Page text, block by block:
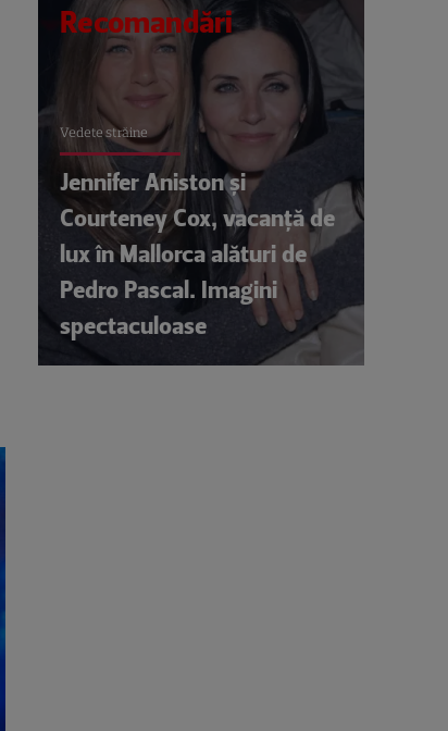
Recomandări
Vedete străine
Jennifer Aniston și
Courteney Cox, vacanță de
lux în Mallorca alături de
Pedro Pascal. Imagini
spectaculoase